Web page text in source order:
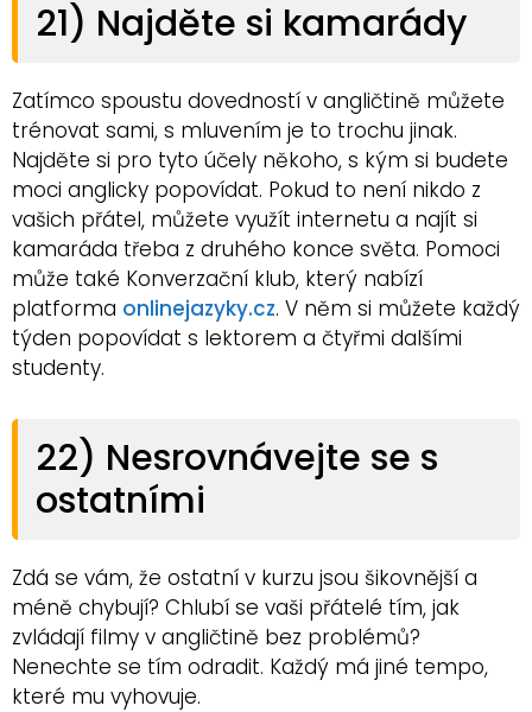
21) Najděte si kamarády
Zatímco spoustu dovedností v angličtině můžete
trénovat sami, s mluvením je to trochu jinak.
Najděte si pro tyto účely někoho, s kým si budete
moci anglicky popovídat. Pokud to není nikdo z
vašich přátel, můžete využít internetu a najít si
kamaráda třeba z druhého konce světa. Pomoci
může také Konverzační klub, který nabízí
platforma onlinejazyky.cz. V něm si můžete každý
týden popovídat s lektorem a čtyřmi dalšími
studenty.
22) Nesrovnávejte se s
ostatními
Zdá se vám, že ostatní v kurzu jsou šikovnější a
méně chybují? Chlubí se vaši přátelé tím, jak
zvládají filmy v angličtině bez problémů?
Nenechte se tím odradit. Každý má jiné tempo,
které mu vyhovuje.